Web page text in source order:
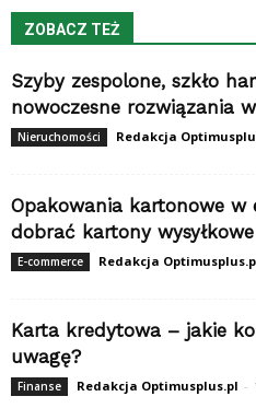
ZOBACZ TEŻ
Szyby zespolone, szkło
nowoczesne rozwiązania
Nieruchomości Redakcja
Opakowania kartonowe
dobrać kartony
E-commerce Redakcja
Karta kredytowa – jakie
uwagę?
Finanse Redakcja Optimusplus.pl -